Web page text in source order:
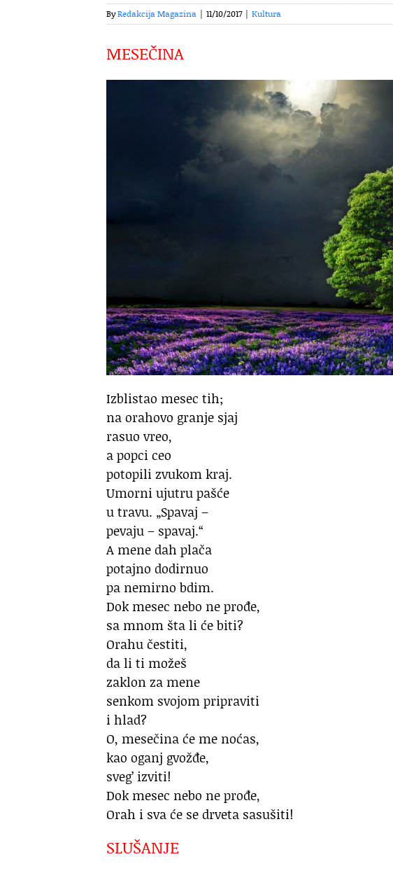
ByRedakcija Magazina | 11/10/2017 | Kultura
MESEČINA
Izblistao mesec tih;
na orahovo granje sjaj
rasuo vreo,
a popci ceo
potopili zvukom kraj.
Umorni ujutru pašće
u travu. „Spavaj –
pevaju – spavaj.“
A mene dah plača
potajno dodirnuo
pa nemirno bdim.
Dok mesec nebo ne prođe,
sa mnom šta li će biti?
Orahu čestiti,
da li ti možeš
zaklon za mene
senkom svojom pripraviti
i hlad?
O, mesečina će me noćas,
kao oganj gvožđe,
sveg’ izviti!
Dok mesec nebo ne prođe,
Orah i sva će se drveta sasušiti!
SLUŠANJE